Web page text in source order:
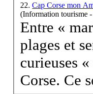
22.Cap Corse mon
(Information tourisme
Entre «
plages et
curieuses
Corse. Ce